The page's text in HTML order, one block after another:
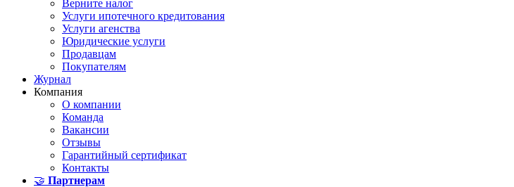
Верните налог
Услуги ипотечного кредитования
Услуги агенства
Юридические услуги
Продавцам
Покупателям
Журнал
Компания
О компании
Команда
Вакансии
Отзывы
Гарантийный сертификат
Контакты
🤝 Партнерам